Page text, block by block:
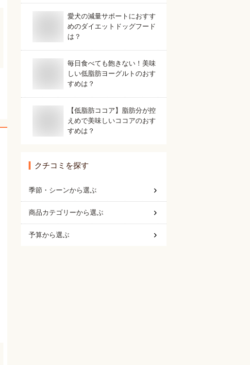
愛犬の減量サポートにおすす
めのダイエットドッグフード
は？
毎日食べても飽きない！美味
しい低脂肪ヨーグルトのおす
すめは？
【低脂肪ココア】脂肪分が控
えめで美味しいココアのおす
すめは？
クチコミを探す
季節・シーンから選ぶ
商品カテゴリーから選ぶ
予算から選ぶ